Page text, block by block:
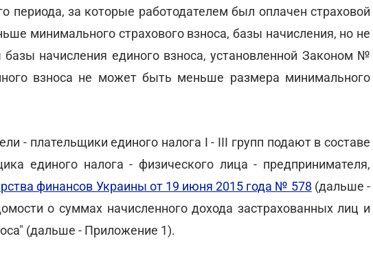
периода, за которые работодателем был оплачен страховой
минимального страхового взноса, базы начисления, но не
начисления единого взноса, установленной Законом №
взноса не может быть меньше размера минимального
- плательщики единого налога I - III групп подают в составе
единого налога - физического лица - предпринимателя,
финансов Украины от 19 июня 2015 года № 578 (дальше -
о суммах начисленного дохода застрахованных лиц и
(дальше - Приложение 1).